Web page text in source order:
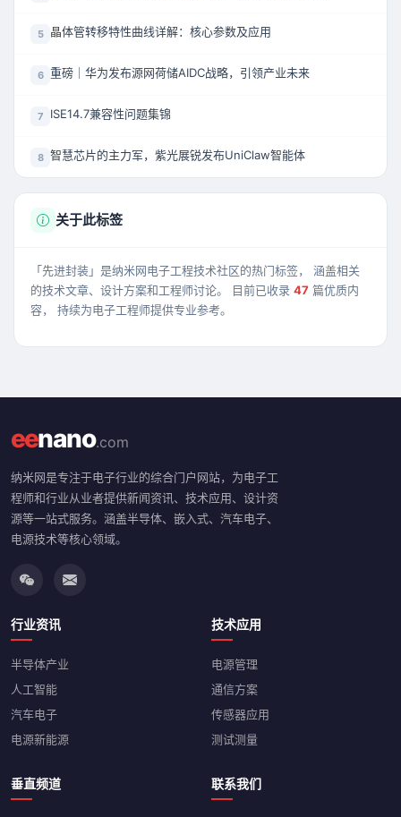
5 晶体管转移特性曲线详解：核心参数及应用
6 重磅｜华为发布源网荷储AIDC战略，引领产业未来
7 ISE14.7兼容性问题集锦
8 智慧芯片的主力军，紫光展锐发布UniClaw智能体
关于此标签
「先进封装」是纳米网电子工程技术社区的热门标签， 涵盖相关
的技术文章、设计方案和工程师讨论。 目前已收录 47 篇优质内
容， 持续为电子工程师提供专业参考。
eenano.com
纳米网是专注于电子行业的综合门户网站，为电子工
程师和行业从业者提供新闻资讯、技术应用、设计资
源等一站式服务。涵盖半导体、嵌入式、汽车电子、
电源技术等核心领域。
行业资讯
半导体产业
人工智能
汽车电子
电源新能源
技术应用
电源管理
通信方案
传感器应用
测试测量
垂直频道 联系我们